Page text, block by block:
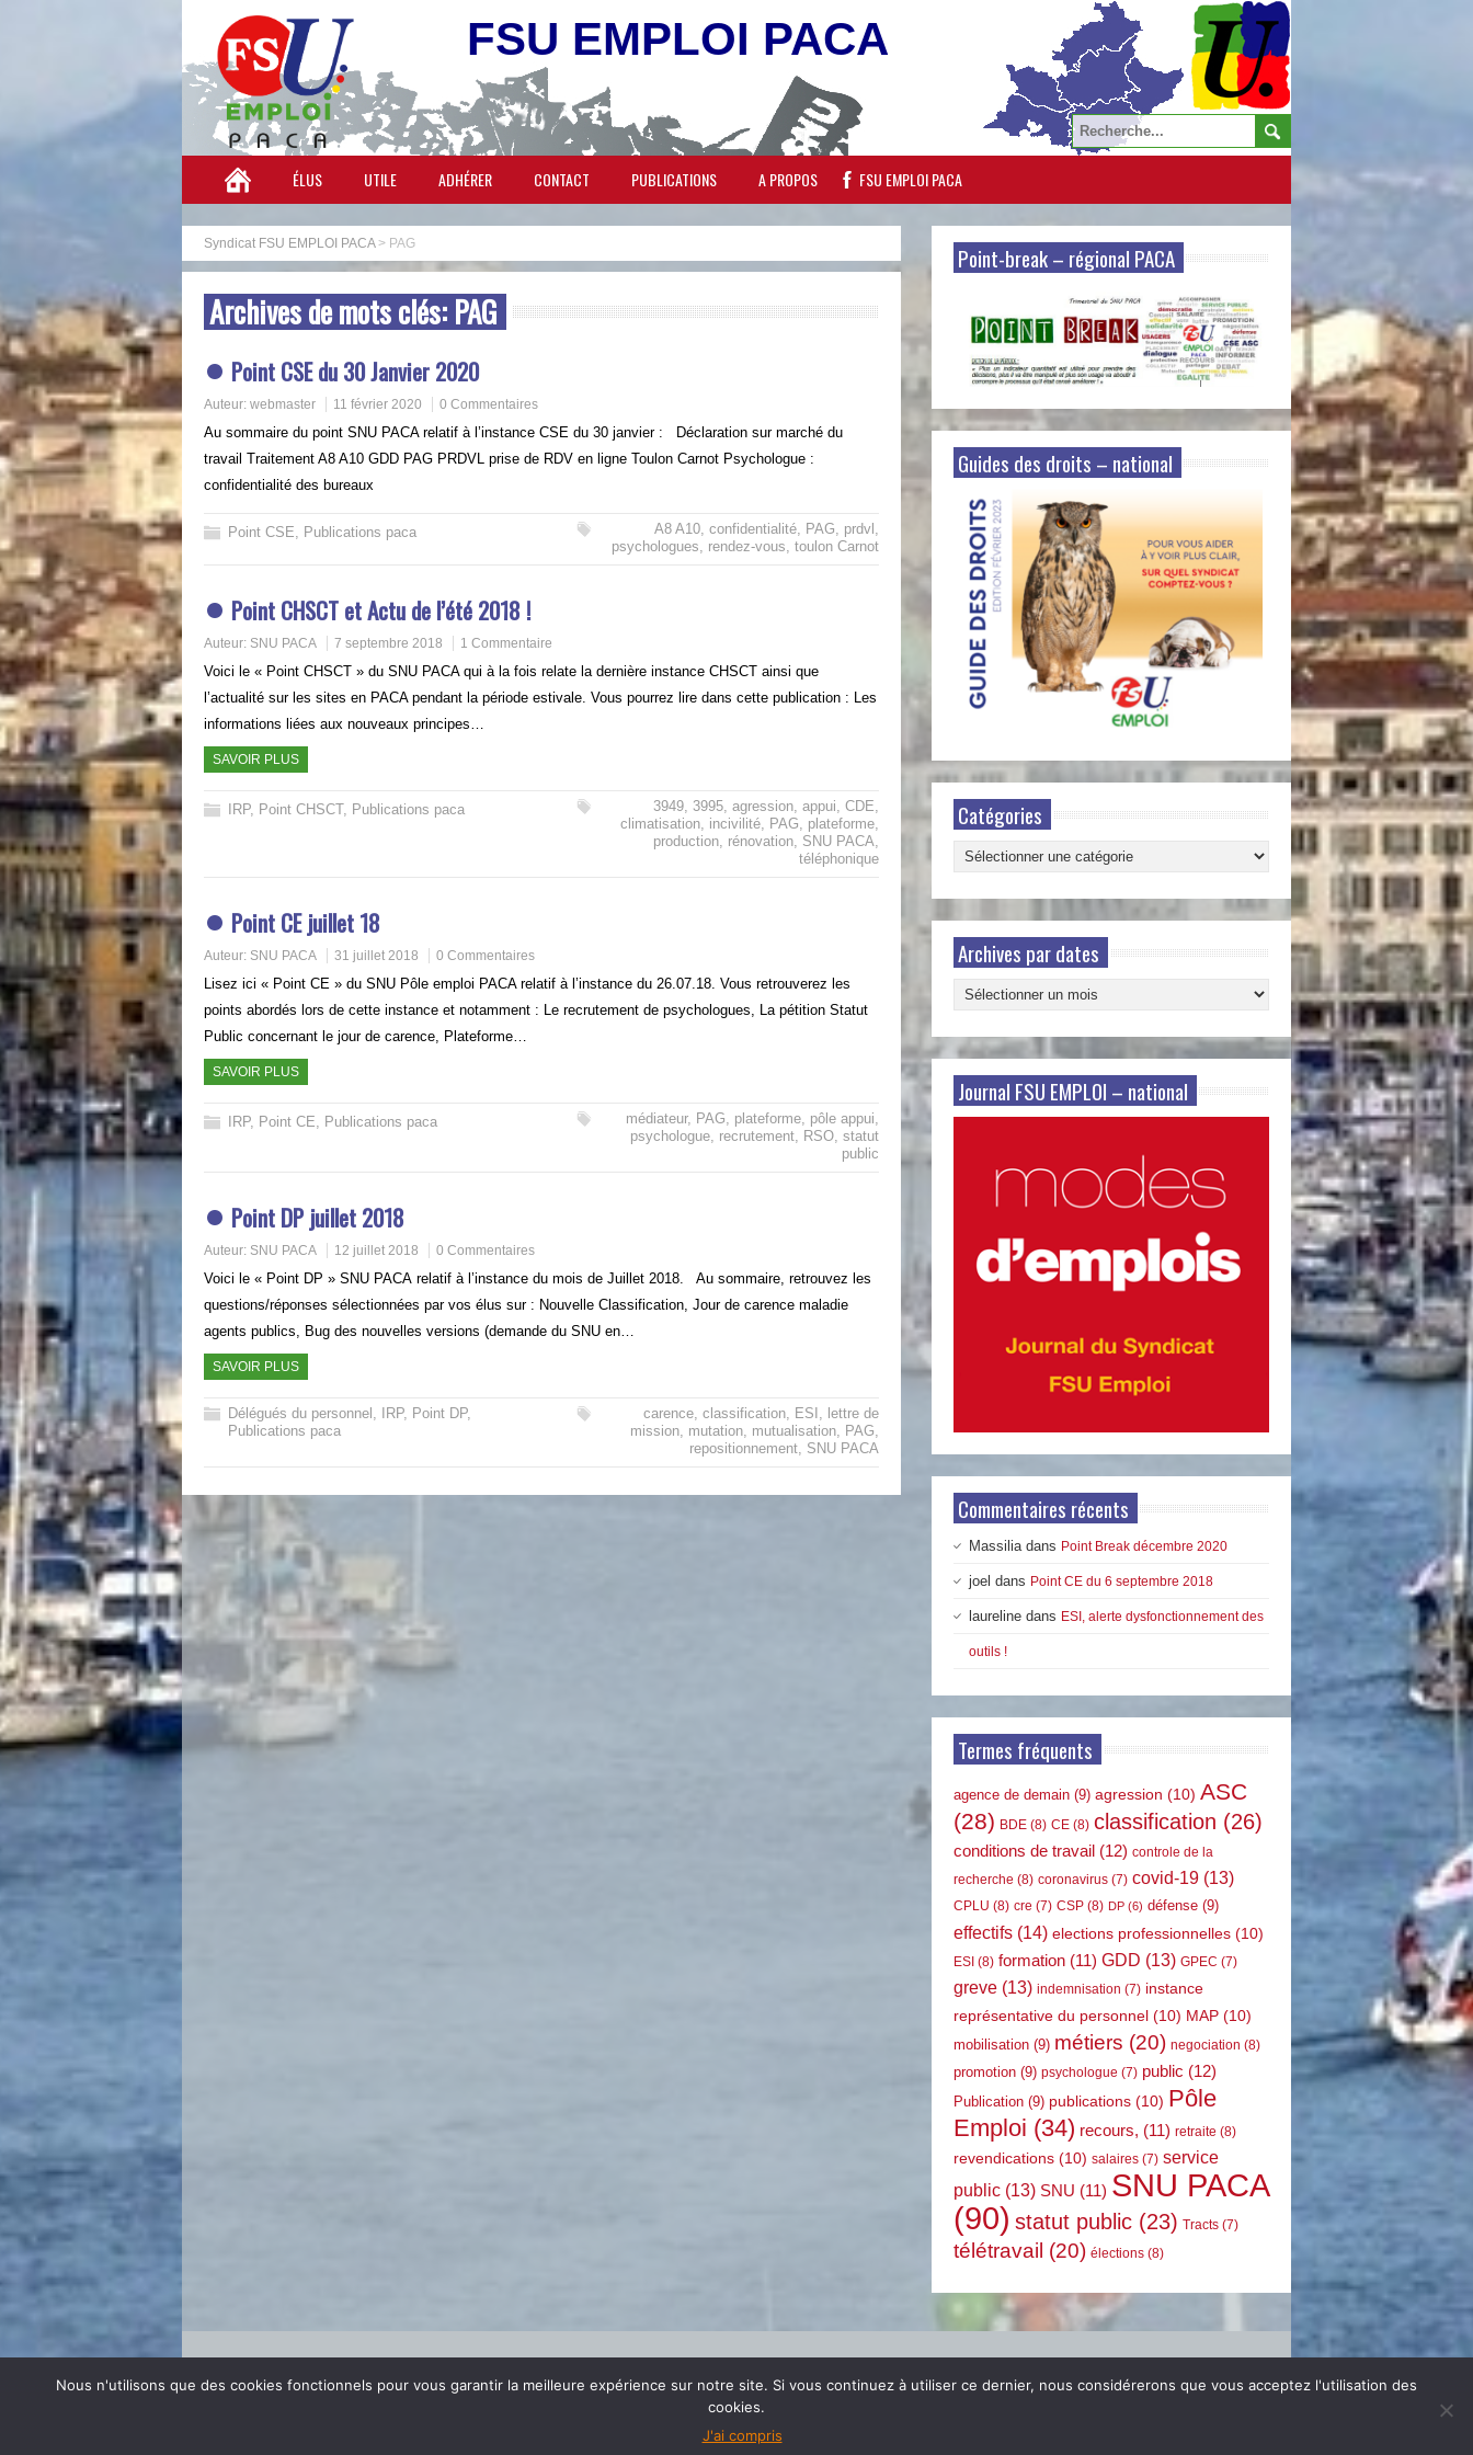
FSU EMPLOI PACA
ÉLUS UTILE ADHÉRER CONTACT PUBLICATIONS A PROPOS FSU EMPLOI PACA
Syndicat FSU EMPLOI PACA> PAG
Archives de mots clés: PAG
Point CSE du 30 Janvier 2020
Auteur: webmaster 11 février 2020 0 Commentaires
Au sommaire du point SNU PACA relatif à l’instance CSE du 30 janvier : Déclaration sur marché du
travail Traitement A8 A10 GDD PAG PRDVL prise de RDV en ligne Toulon Carnot Psychologue :
confidentialité des bureaux
Point CSE, Publications paca A8 A10, confidentialité, PAG, prdvl ,
psychologues, rendez-vous, toulon Carnot
Point CHSCT et Actu de l’été 2018 !
Auteur: SNU PACA 7 septembre 2018 1 Commentaire
Voici le « Point CHSCT » du SNU PACA qui à la fois relate la dernière instance CHSCT ainsi que
l’actualité sur les sites en PACA pendant la période estivale. Vous pourrez lire dans cette publication : Les
informations liées aux nouveaux principes…
SAVOIR PLUS
IRP, Point CHSCT, Publications paca 3949, 3995, agression, appui, CDE,
climatisation, incivilité, PAG, plateforme,
production, rénovation, SNU PACA,
téléphonique
Point CE juillet 18
Auteur: SNU PACA 31 juillet 2018 0 Commentaires
Lisez ici « Point CE » du SNU Pôle emploi PACA relatif à l’instance du 26.07.18. Vous retrouverez les
points abordés lors de cette instance et notamment : Le recrutement de psychologues, La pétition Statut
Public concernant le jour de carence, Plateforme…
SAVOIR PLUS
IRP, Point CE, Publications paca médiateur, PAG, plateforme, pôle appui,
psychologue, recrutement, RSO, statut
public
Point DP juillet 2018
Auteur: SNU PACA 12 juillet 2018 0 Commentaires
Voici le « Point DP » SNU PACA relatif à l’instance du mois de Juillet 2018. Au sommaire, retrouvez les
questions/réponses sélectionnées par vos élus sur : Nouvelle Classification, Jour de carence maladie
agents publics, Bug des nouvelles versions (demande du SNU en…
SAVOIR PLUS
Délégués du personnel , IRP, Point DP,
Publications paca
carence, classification, ESI , lettre de
mission, mutation, mutualisation, PAG,
repositionnement, SNU PACA
Point-break – régional PACA
Guides des droits – national
Catégories
Catégories
Archives par dates
Archives
par
dates
Journal FSU EMPLOI – national
Commentaires récents
Massilia dans Point Break décembre 2020
joel dans Point CE du 6 septembre 2018
laureline dans ESI, alerte dysfonctionnement des
outils !
Termes fréquents
agence de demain (9) agression (10) ASC
(28) BDE (8) CE (8) classification (26)
conditions de travail (12) controle de la
recherche (8) coronavirus (7) covid-19 (13)
CPLU (8) cre (7) CSP (8) DP (6) défense (9)
effectifs (14) elections professionnelles (10)
ESI (8) formation (11) GDD (13) GPEC (7)
greve (13) indemnisation (7) instance
représentative du personnel (10) MAP (10)
mobilisation (9) métiers (20) negociation (8)
promotion (9) psychologue (7) public (12)
Publication (9) publications (10) Pôle
Emploi (34) recours, (11) retraite (8)
revendications (10) salaires (7) service
public (13) SNU (11) SNU PACA
(90) statut public (23) Tracts (7)
télétravail (20) élections (8)
Se connecter
© 2024 FSU EMPLOI PACA |mentions légales
Nous n'utilisons que des cookies fonctionnels pour vous garantir la meilleure expérience sur notre site. Si vous continuez à utiliser ce dernier, nous considérerons que vous acceptez l'utilisation des
cookies.
J'ai compris